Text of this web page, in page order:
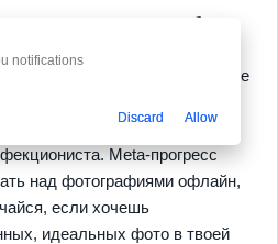
простота и скорость работы,
Instagram – все для того,
были готовы для загрузки. И не
таких
и контрастность –
Meta-прогресс
над фотографиями офлайн,
если хочешь
идеальных фото в твоей
notifications
Discard Allow